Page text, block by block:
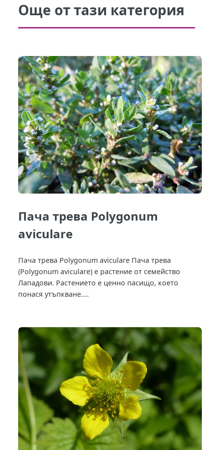
Още от тази категория
Пача трева Polygonum
aviculare
Пача трева Polygonum aviculare Пача трева
(Polygonum aviculare) е растение от семейство
Лападови. Растението е ценно пасищо, което
понася утъпкване....